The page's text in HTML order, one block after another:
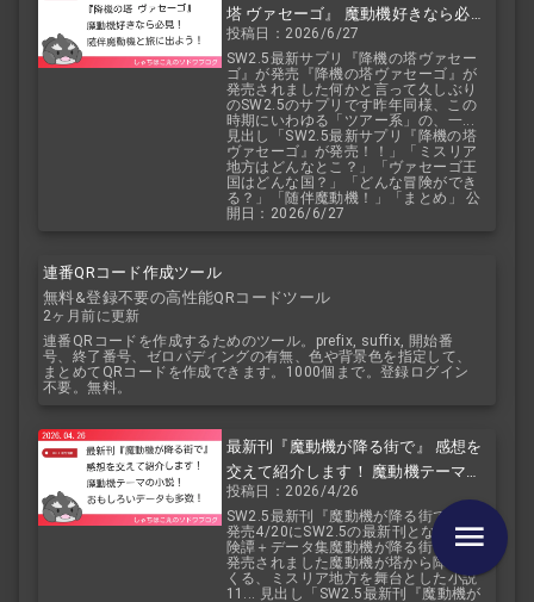
塔 ヴァセーゴ』 魔動機好きなら必
見！ 随伴魔動機と旅に出よう！
投稿日：2026/6/27
SW2.5最新サプリ『降機の塔ヴァセー
ゴ』が発売『降機の塔ヴァセーゴ』が
発売されました何かと言って久しぶり
のSW2.5のサプリです昨年同様、この
時期にいわゆる「ツアー系」の、一...
見出し「SW2.5最新サプリ『降機の塔
ヴァセーゴ』が発売！！」「ミスリア
地方はどんなとこ？」「ヴァセーゴ王
国はどんな国？」「どんな冒険ができ
る？」「随伴魔動機！」「まとめ」 公
開日：2026/6/27
連番QRコード作成ツール
無料&登録不要の高性能QRコードツール
2ヶ月前に更新
連番QRコードを作成するためのツール。prefix, suffix, 開始番
号、終了番号、ゼロパディングの有無、色や背景色を指定して、
まとめてQRコードを作成できます。1000個まで。登録ログイン
不要。無料。
最新刊『魔動機が降る街で』 感想を
交えて紹介します！ 魔動機テーマの
小説！ おもしろいデータも多数！
投稿日：2026/4/26
SW2.5最新刊『魔動機が降る街で』が
発売4/20にSW2.5の最新刊となる『冒
険譚＋データ集魔動機が降る街で』が
発売されました魔動機が塔から降って
くる、ミスリア地方を舞台とした小説
11... 見出し「SW2.5最新刊『魔動機が